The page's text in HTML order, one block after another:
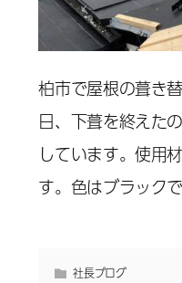
柏市で屋根の葺き
日、下葺を終えた
しています。使用
す。色はブラックで
社長ブログ